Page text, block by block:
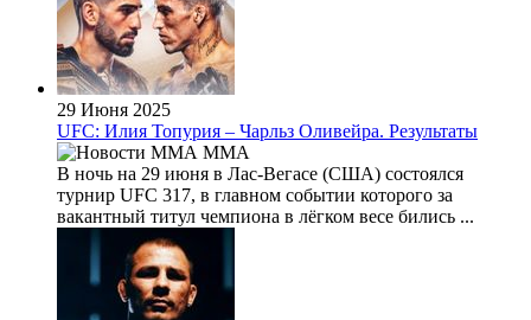
29 Июня 2025
UFC: Илия Топурия – Чарльз Оливейра. Результаты
MMA
В ночь на 29 июня в Лас-Вегасе (США) состоялся
турнир UFC 317, в главном событии которого за
вакантный титул чемпиона в лёгком весе бились ...